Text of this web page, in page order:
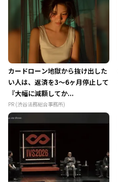
カードローン地獄から抜け出した
い人は、返済を3～6ヶ月停止して
『大幅に減額してか...
PR (渋谷法務総合事務所)